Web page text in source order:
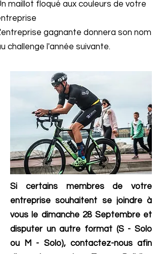
maillot floqué aux couleurs de votre
gagnante donnera son nom
challenge l'année suivante.
Si certains membres de votre
entreprise souhaitent se joindre à
vous le dimanche 28 Septembre et
disputer un autre format (S - Solo
ou M - Solo), contactez-nous afin